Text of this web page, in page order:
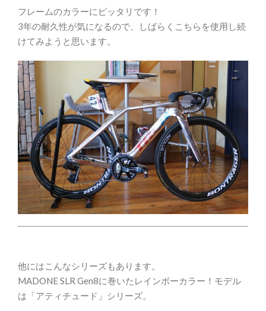
フレームのカラーにピッタリです！
3年の耐久性が気になるので、しばらくこちらを使用し続
けてみようと思います。
他にはこんなシリーズもあります。
MADONE SLR Gen8に巻いたレインボーカラー！モデル
は「アティチュード」シリーズ。